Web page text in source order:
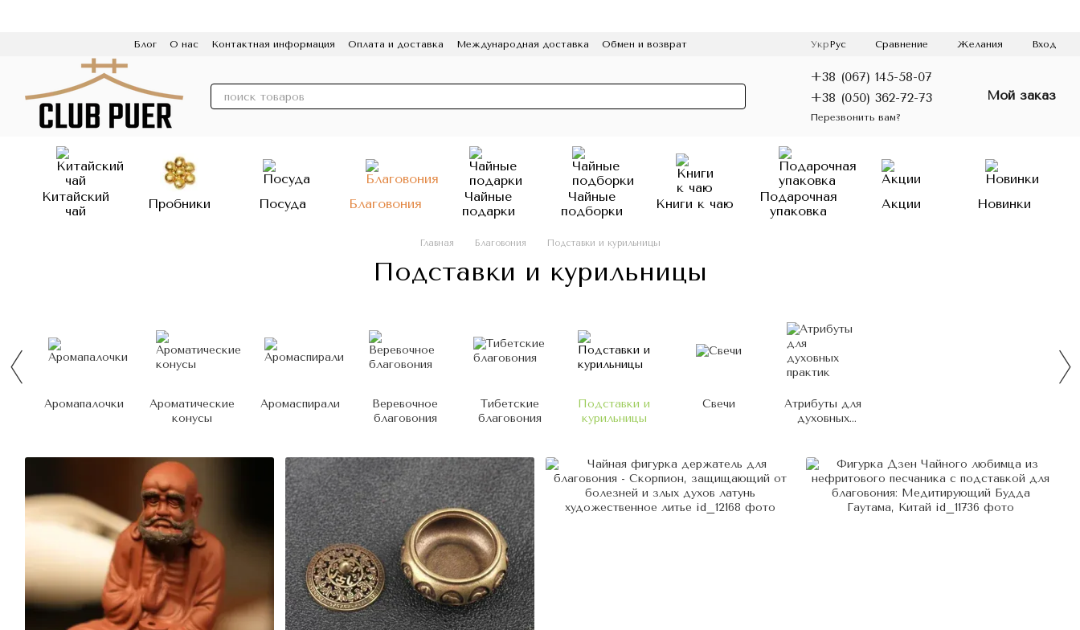
Блог О нас Контактная информация Оплата и доставка Международная доставка
Обмен и возврат
УкрРус Сравнение Желания Вход
+38 (067) 145-58-07
+38 (050) 362-72-73
Перезвонить вам?
Мой заказ
Китайский
чай
Пробники Посуда Благовония
Чайные
подарки
Чайные
подборки
Книги к чаю
Подарочная
упаковка
Акции Новинки
Главная Благовония Подставки и курильницы
Подставки и курильницы
Аромапалочки
Ароматические
конусы
Аромаспирали
Веревочное
благовония
Тибетские
благовония
Подставки и
курильницы
Свечи
Атрибуты для
духовных